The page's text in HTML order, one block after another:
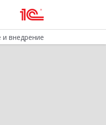
внедрение